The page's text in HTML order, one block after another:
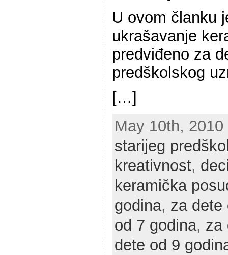
U ovom članku
ukrašavanje
predviđeno za
predškolskog
[…]
May 10th,
starijeg
kreativnost,
keramička
godina, za dete
od 7 godina, za
dete od 9